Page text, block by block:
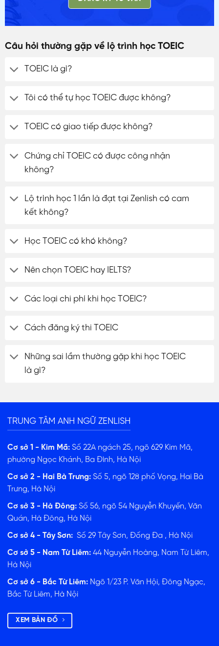
Câu hỏi thường gặp về lộ trình học TOEIC
TOEIC là gì?
Tôi có thể tự học TOEIC được không?
TOEIC có giao tiếp được không?
Chứng chỉ TOEIC có được công nhận
không?
Lộ trình học 1 lần là đạt tại Zenlish có cam
kết không?
Học TOEIC có khó không?
Nên chọn TOEIC hay IELTS?
Các loại chi phí khi học TOEIC?
Cách đăng ký thi TOEIC
Những sai lầm thường gặp khi học TOEIC
là gì?
TRUNG TÂM ANH NGỮ ZENLISH
Cơ sở 1 - Kim Mã: Số 22A ngách 25, ngõ 629 Kim Mã,
phường Ngọc Khánh, Ba Đình, Hà Nội
Cơ sở 2 - Hai Bà Trưng: Số 5, ngõ 128 phố Vọng, Hai Bà
Trưng, Hà Nội
Cơ sở 3 - Hà Đông: Số 56, ngõ 54 Nguyễn Khuyến, Văn
Quán, Hà Đông, Hà Nội
Cơ sở 4 - Tây Sơn: Số 29 Tây Sơn, Đống Đa , Hà Nội
Cơ sở 5 - Nam Từ Liêm: 44 Nguyễn Hoàng, Nam Từ Liêm,
Hà Nội
Cơ sở 6 - Bắc Từ Liêm: Ngõ 1/23 P. Văn Hội, Đông Ngạc,
Bắc Từ Liêm, Hà Nội
XEM BẢN ĐỒ